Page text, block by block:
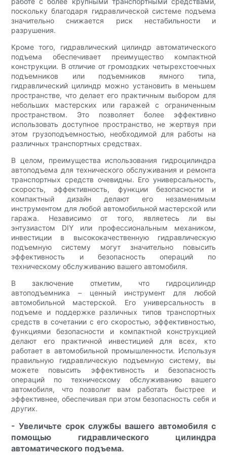
поскольку благодаря гидравлической системе подъема
значительно снижается риск нестабильности и
разрушения.
Кроме того, гидравлический цилиндр автоматического
подъема обеспечивает преимущество компактной
конструкции. В отличие от громоздких четырехстоечных
подъемников или подъемников ямного типа,
гидравлический цилиндр можно установить в меньшем
пространстве, что делает его практичным выбором для
небольших мастерских или гаражей с ограниченным
пространством. Это позволяет более эффективно
использовать доступное пространство, не жертвуя при
этом грузоподъемностью, необходимой для работы на
различных транспортных средствах.
В целом, преимущества использования гидроцилиндра
автоподъема для технического обслуживания и ремонта
транспортных средств очевидны. Его универсальность,
скорость, эффективность, функции безопасности и
компактный дизайн делают его незаменимым
инструментом для любой автомобильной мастерской или
гаража. Независимо от того, являетесь ли вы
энтузиастом DIY или профессиональным механиком,
инвестиции в высококачественную гидравлическую
подъемную систему могут значительно повысить
эффективность и безопасность операций по
техническому обслуживанию вашего автомобиля.
В заключение отметим, что гидроцилиндр
автоподъемника – ценный инструмент для любой
автомобильной мастерской. Его универсальность в
подъеме и поддержке различных типов транспортных
средств в сочетании с его скоростью, эффективностью,
функциями безопасности и компактной конструкцией
делают его практичной инвестицией для всех, кто
работает в автомобильной промышленности. Используя
правильную гидравлическую подъемную систему, вы
можете повысить эффективность и безопасность
операций по техническому обслуживанию вашего
автомобиля, что позволит вам работать быстрее и
эффективнее, обеспечивая при этом безопасность себя и
других.
- Увеличьте срок службы вашего автомобиля с
помощью гидравлического цилиндра
автоматического подъема.